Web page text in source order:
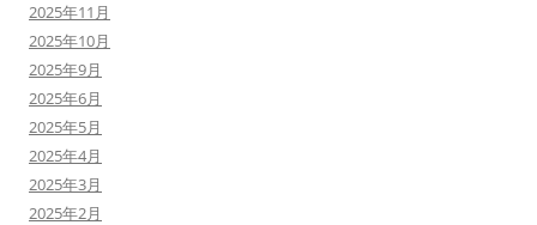
2025年11月
2025年10月
2025年9月
2025年6月
2025年5月
2025年4月
2025年3月
2025年2月